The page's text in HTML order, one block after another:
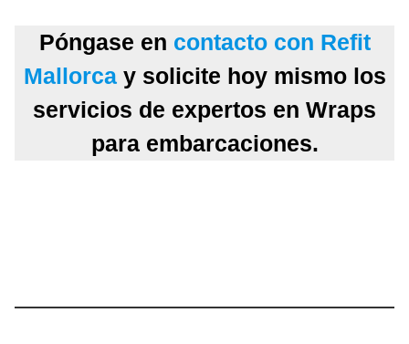
Póngase en contacto con Refit
Mallorcay solicite hoy mismo los
servicios de expertos en Wraps
para embarcaciones.